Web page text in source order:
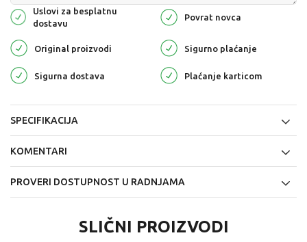
Uslovi za besplatnu
dostavu
Povrat novca
Original proizvodi Sigurno plaćanje
Sigurna dostava Plaćanje karticom
SPECIFIKACIJA
KOMENTARI
PROVERI DOSTUPNOST U RADNJAMA
SLIČNI PROIZVODI